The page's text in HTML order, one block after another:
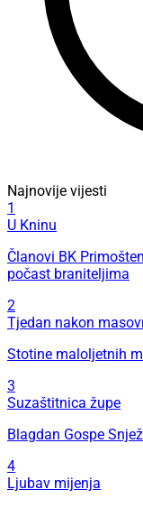
Najnovije vijesti
1
U Kninu
Članovi BK
počast braniteljima
2
Tjedan nakon
Stotine maloljetnih
3
Suzaštitnica župe
Blagdan Gospe
4
Ljubav mijenja